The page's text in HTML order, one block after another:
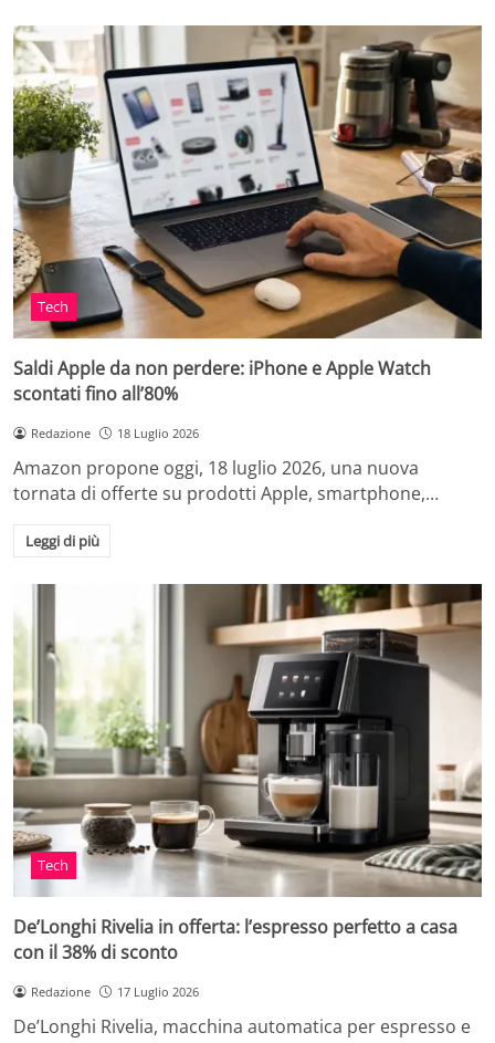
Tech
Saldi Apple da non perdere: iPhone e Apple Watch
scontati fino all’80%
Redazione 18 Luglio 2026
Amazon propone oggi, 18 luglio 2026, una nuova
tornata di offerte su prodotti Apple, smartphone,…
Leggi di più
Tech
De’Longhi Rivelia in offerta: l’espresso perfetto a casa
con il 38% di sconto
Redazione 17 Luglio 2026
De’Longhi Rivelia, macchina automatica per espresso e